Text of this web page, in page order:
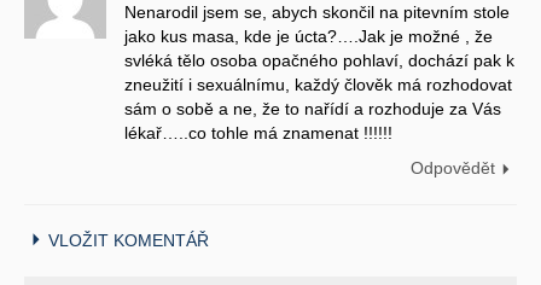
Nenarodil jsem se, abych skončil na pitevním stole
jako kus masa, kde je úcta?….Jak je možné , že
svléká tělo osoba opačného pohlaví, dochází pak k
zneužití i sexuálnímu, každý člověk má rozhodovat
sám o sobě a ne, že to nařídí a rozhoduje za Vás
lékař…..co tohle má znamenat !!!!!!
Odpovědět
VLOŽIT KOMENTÁŘ